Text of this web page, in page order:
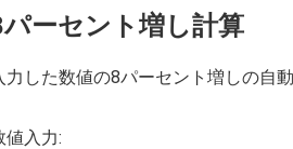
ーセント増し計算
力した数値の8パーセント増しの自
値入力: